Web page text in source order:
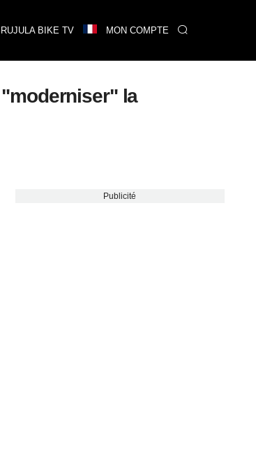
BIKE TV MON COMPTE
la
Publicité